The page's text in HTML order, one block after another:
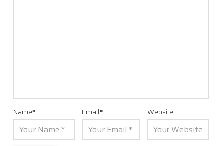
Name* Email* Website